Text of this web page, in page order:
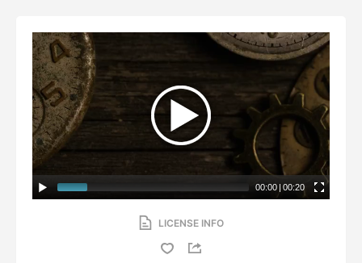
00:00 | 00:20
LICENSE INFO